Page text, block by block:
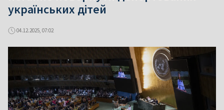
українських дітей
04.12.2025, 07:02